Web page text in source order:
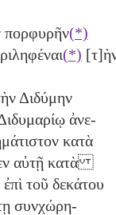
πορφυρῆν(*)
(*)
Διδύμην
ἀνε-
κατὰ
αὐτῇ κατὰ
ἐπὶ τοῦ δεκάτου
συνχώρη-